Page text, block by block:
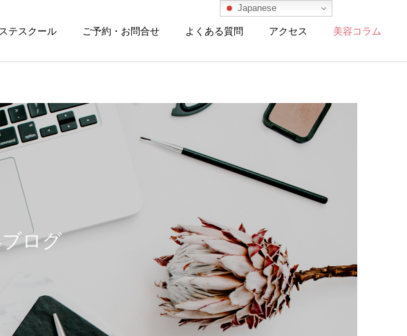
テスクール ご予約・お問合せ よくある質問 アクセス 美容コラム
ログ
Japanese